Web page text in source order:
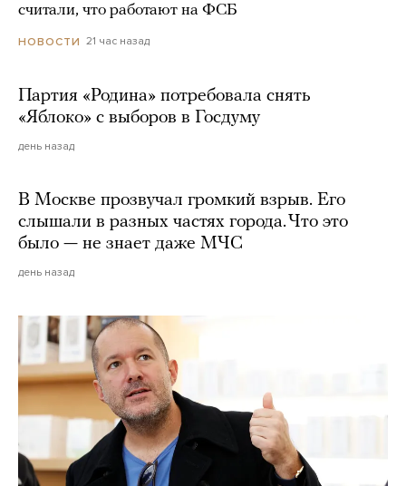
считали, что работают на ФСБ
НОВОСТИ 21 час назад
Партия «Родина» потребовала снять
«Яблоко» с выборов в Госдуму
день назад
В Москве прозвучал громкий взрыв. Его
слышали в разных частях города. Что это
было — не знает даже МЧС
день назад